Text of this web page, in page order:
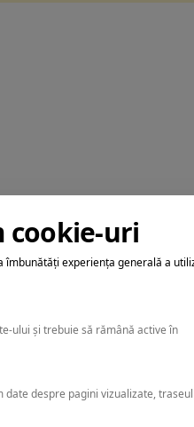
cookie-uri
îmbunătăți experiența generală a
ului și trebuie să rămână active în
despre pagini vizualizate,